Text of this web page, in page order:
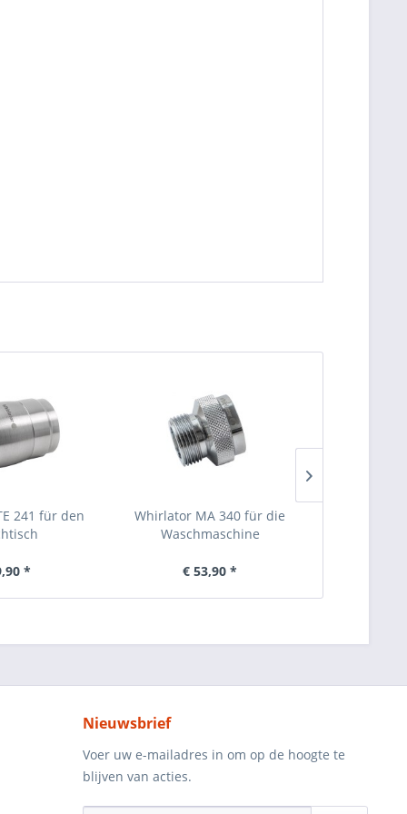
241 für den
*
Whirlator MA 340 für die
Waschmaschine
€ 53,90 *
Nieuwsbrief
Voer uw e-mailadres in om op de hoogte te
blijven van acties.